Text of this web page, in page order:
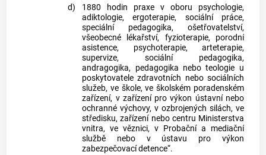
d)
1880 hodin praxe v oboru psychologie,
adiktologie, ergoterapie, sociální práce,
speciální pedagogika, ošetřovatelství,
všeobecné lékařství, fyzioterapie, porodní
asistence, psychoterapie, arteterapie,
supervize, sociální pedagogika,
andragogika, pedagogika nebo teologie u
poskytovatele zdravotních nebo sociálních
služeb, ve škole, ve školském poradenském
zařízení, v zařízení pro výkon ústavní nebo
ochranné výchovy, v ozbrojených silách, ve
středisku, zařízení nebo centru Ministerstva
vnitra, ve věznici, v Probační a mediační
službě nebo v ústavu pro výkon
zabezpečovací detence“.